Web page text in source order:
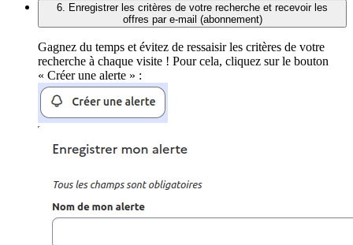
6. Enregistrer les critères de votre recherche et recevoir les
offres par e-mail (abonnement)
Gagnez du temps et évitez de ressaisir les critères de votre
recherche à chaque visite ! Pour cela, cliquez sur le bouton
« Créer une alerte » :